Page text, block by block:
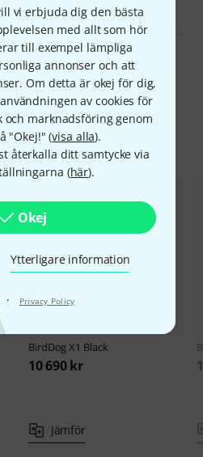
vi erbjuda dig den bästa
med allt som hör
till exempel lämpliga
annonser och att
Om detta är okej för dig,
av cookies för
marknadsföring genom
"Okej!" (visa alla).
återkalla ditt samtycke via
(här).
Okej
Ytterligare information
· Privacy Policy
alternativ
BirdDogX1 Black
10 690 kr
Jämför